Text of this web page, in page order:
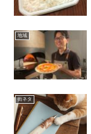
地域
街ネタ